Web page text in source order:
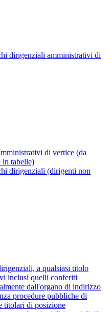
dirigenziali amministrativi di
di vertice (da
in tabelle)
dirigenziali (dirigenti non
a qualsiasi titolo
inclusi quelli conferiti
dall'organo di indirizzo
procedure pubbliche di
titolari di posizione